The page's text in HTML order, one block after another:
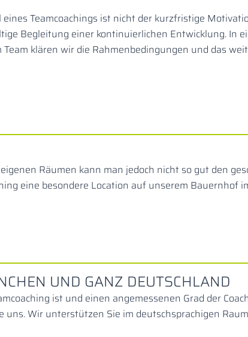
eines Teamcoachings ist nicht der kurzfristige
Begleitung einer kontinuierlichen Entwicklung. In
Team klären wir die Rahmenbedingungen und das
Räumen kann man jedoch nicht so gut den
eine besondere Location auf unserem Bauernhof
UND GANZ DEUTSCHLAND
ist und einen angemessenen Grad der
Wir unterstützen Sie im deutschsprachigen